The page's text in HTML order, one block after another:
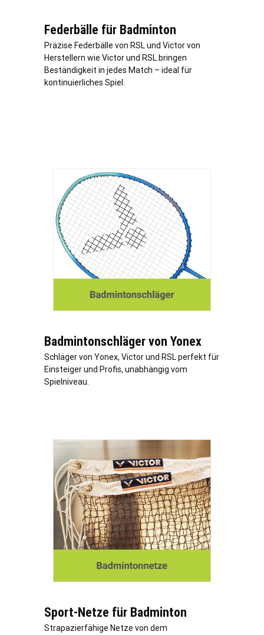
Federbälle für Badminton
Präzise Federbälle von RSL und Victor von
Herstellern wie Victor und RSL bringen
Beständigkeit in jedes Match – ideal für
kontinuierliches Spiel.
Badmintonschläger von Yonex
Schläger von Yonex, Victor und RSL perfekt für
Einsteiger und Profis, unabhängig vom
Spielniveau.
Sport-Netze für Badminton
Strapazierfähige Netze von dem